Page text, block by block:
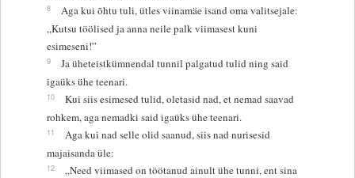
8
Aga kui õhtu tuli, ütles viinamäe isand oma valitsejale:
„Kutsu töölised ja anna neile palk viimasest kuni
esimeseni!”
9
Ja üheteistkümnendal tunnil palgatud tulid ning said
igaüks ühe teenari.
10
Kui siis esimesed tulid, oletasid nad, et nemad saavad
rohkem, aga nemadki said igaüks ühe teenari.
11
Aga kui nad selle olid saanud, siis nad nurisesid
majaisanda üle:
12 „Need viimased on töötanud ainult ühe tunni, ent sina